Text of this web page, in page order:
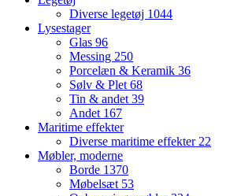
Diverse legetøj 1044
Lysestager
Glas 96
Messing 250
Porcelæn & Keramik 36
Sølv & Plet68
Tin & andet39
Andet 167
Maritime effekter
Diverse maritime effekter22
Møbler, moderne
Borde 1370
Møbelsæt 53